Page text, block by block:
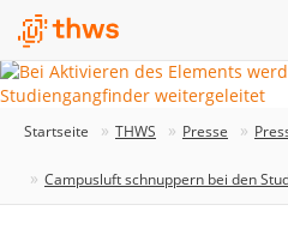
Startseite THWS Presse
Campusluft schnuppern bei den